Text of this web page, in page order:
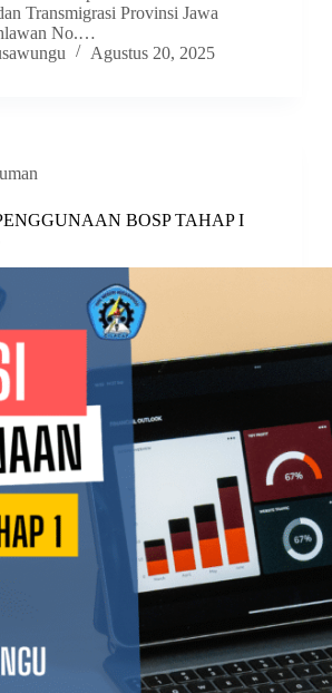
Transmigrasi Provinsi Jawa
No.…
Agustus 20, 2025
BOSP TAHAP I